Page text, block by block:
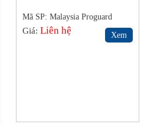
Mã SP: Malaysia Proguard
S5BS
Giá: Liên hệ Xem